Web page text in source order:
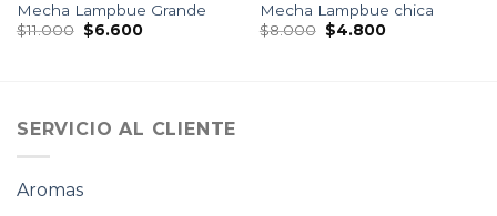
Mecha Lampbue Grande
$11.000 El
precio
$6.600El
Mecha Lampbue chica
$8.000 El
precio
$4.800El
SERVICIO AL CLIENTE
Aromas